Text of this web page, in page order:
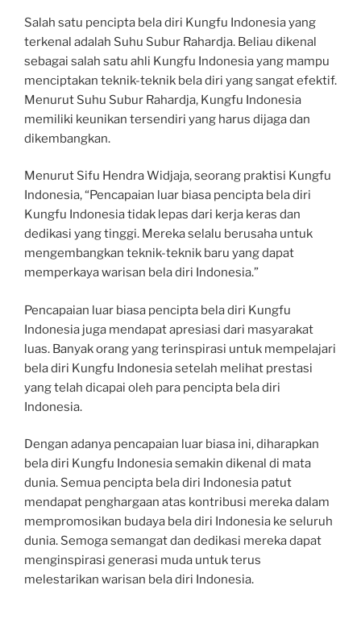
Salah satu pencipta bela diri Kungfu Indonesia yang
terkenal adalah Suhu Subur Rahardja. Beliau dikenal
sebagai salah satu ahli Kungfu Indonesia yang mampu
menciptakan teknik-teknik bela diri yang sangat efektif.
Menurut Suhu Subur Rahardja, Kungfu Indonesia
memiliki keunikan tersendiri yang harus dijaga dan
dikembangkan.
Menurut Sifu Hendra Widjaja, seorang praktisi Kungfu
Indonesia, “Pencapaian luar biasa pencipta bela diri
Kungfu Indonesia tidak lepas dari kerja keras dan
dedikasi yang tinggi. Mereka selalu berusaha untuk
mengembangkan teknik-teknik baru yang dapat
memperkaya warisan bela diri Indonesia.”
Pencapaian luar biasa pencipta bela diri Kungfu
Indonesia juga mendapat apresiasi dari masyarakat
luas. Banyak orang yang terinspirasi untuk mempelajari
bela diri Kungfu Indonesia setelah melihat prestasi
yang telah dicapai oleh para pencipta bela diri
Indonesia.
Dengan adanya pencapaian luar biasa ini, diharapkan
bela diri Kungfu Indonesia semakin dikenal di mata
dunia. Semua pencipta bela diri Indonesia patut
mendapat penghargaan atas kontribusi mereka dalam
mempromosikan budaya bela diri Indonesia ke seluruh
dunia. Semoga semangat dan dedikasi mereka dapat
menginspirasi generasi muda untuk terus
melestarikan warisan bela diri Indonesia.